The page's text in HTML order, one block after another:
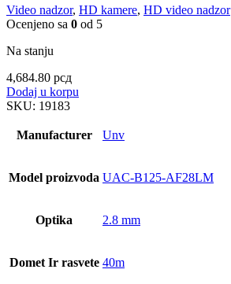
Video nadzor, HD kamere, HD video nadzor
Ocenjeno sa 0 od 5
Na stanju
4,684.80 рсд
Dodaj u korpu
SKU: 19183
Manufacturer Unv
Model proizvoda UAC-B125-AF28LM
Optika 2.8 mm
Domet Ir rasvete 40m